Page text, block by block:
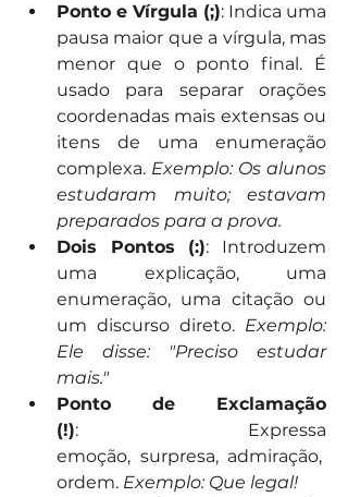
Ponto e Vírgula (;): Indica uma
pausa maior que a vírgula, mas
menor que o ponto final. É
usado para separar orações
coordenadas mais extensas ou
itens de uma enumeração
complexa. Exemplo: Os alunos
estudaram muito; estavam
preparados para a prova.
Dois Pontos (:): Introduzem
uma explicação, uma
enumeração, uma citação ou
um discurso direto. Exemplo:
Ele disse: "Preciso estudar
mais."
Ponto de Exclamação
(!): Expressa
emoção, surpresa, admiração,
ordem. Exemplo: Que legal!